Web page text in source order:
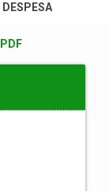
DESPESA
PDF